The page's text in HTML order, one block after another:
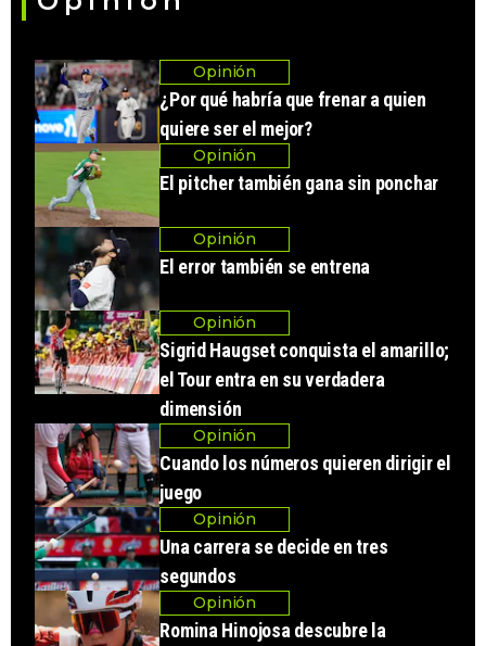
Opinión
¿Por qué habría que frenar a quien
quiere ser el mejor?
Opinión
El pitcher también gana sin ponchar
Opinión
El error también se entrena
Opinión
Sigrid Haugset conquista el amarillo;
el Tour entra en su verdadera
dimensión
Opinión
Cuando los números quieren dirigir el
juego
Opinión
Una carrera se decide en tres
segundos
Opinión
Romina Hinojosa descubre la